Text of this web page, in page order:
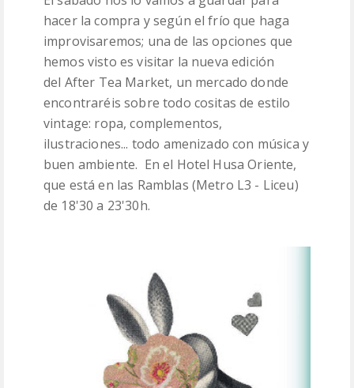
hacer la compra y según el frío que haga
improvisaremos; una de las opciones que
hemos visto es visitar la nueva edición
del After Tea Market, un mercado donde
encontraréis sobre todo cositas de estilo
vintage: ropa, complementos,
ilustraciones... todo amenizado con música y
buen ambiente. En el Hotel Husa Oriente,
que está en las Ramblas (Metro L3 - Liceu)
de 18'30 a 23'30h.